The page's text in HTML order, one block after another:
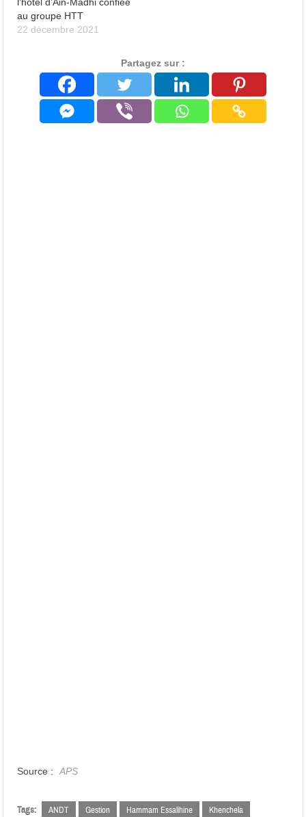
au groupe HTT
22 décembre 2021
Partagez sur :
Source : APS
Tags: ANDT Gestion Hammam Essalihine
Khenchela